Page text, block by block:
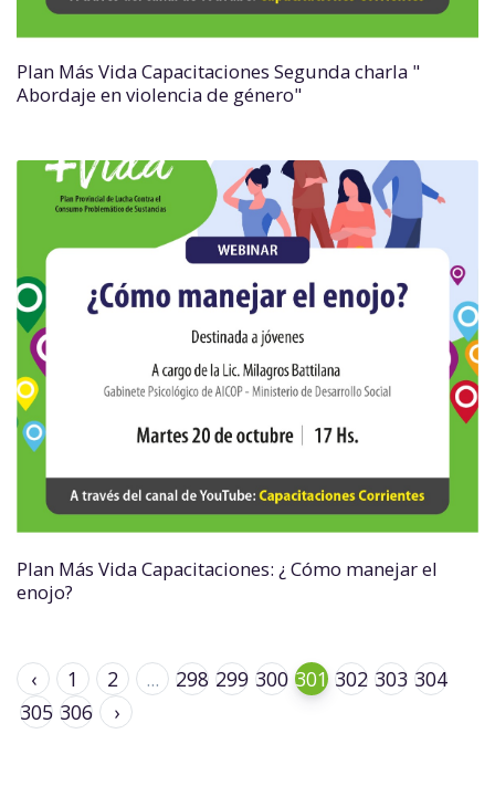
Plan Más Vida Capacitaciones Segunda charla "
Abordaje en violencia de género"
Plan Más Vida Capacitaciones: ¿ Cómo manejar el
enojo?
‹ 1 2 ... 298 299 300 301 302 303 304
305 306 ›